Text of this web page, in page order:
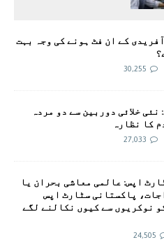
کے ان فٹ ہونے کی وجہ بہت
30,255
خلائی دوربین سے دو مردہ
کا نظارہ
27,033
اپس: عالمی معاشی بحران یا
پاکستانی سٹارٹ اپس
نوکریوں سے کیوں نکالنے لگے
24,505